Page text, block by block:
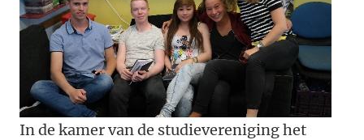
In de kamer van de studievereniging het